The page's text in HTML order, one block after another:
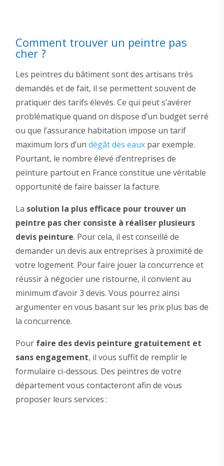
Comment trouver un peintre pas
cher ?
Les peintres du bâtiment sont des artisans très
demandés et de fait, il se permettent souvent de
pratiquer des tarifs élevés. Ce qui peut s’avérer
problématique quand on dispose d’un budget serré
ou que l’assurance habitation impose un tarif
maximum lors d’un dégât des eauxpar exemple.
Pourtant, le nombre élevé d’entreprises de
peinture partout en France constitue une véritable
opportunité de faire baisser la facture.
La solution la plus efficace pour trouver un
peintre pas cher consiste à réaliser plusieurs
devis peinture. Pour cela, il est conseillé de
demander un devis aux entreprises à proximité de
votre logement. Pour faire jouer la concurrence et
réussir à négocier une ristourne, il convient au
minimum d’avoir 3 devis. Vous pourrez ainsi
argumenter en vous basant sur les prix plus bas de
la concurrence.
Pour faire des devis peinture gratuitement et
sans engagement, il vous suffit de remplir le
formulaire ci-dessous. Des peintres de votre
département vous contacteront afin de vous
proposer leurs services :